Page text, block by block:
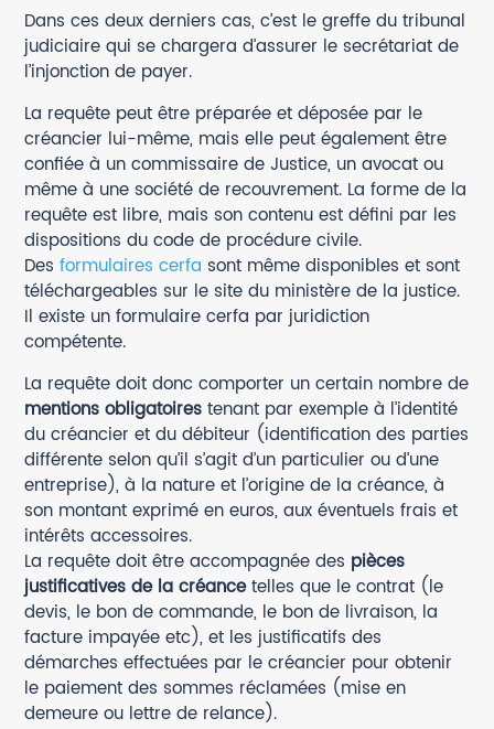
Dans ces deux derniers cas, c’est le greffe du tribunal
judiciaire qui se chargera d’assurer le secrétariat de
l’injonction de payer.
La requête peut être préparée et déposée par le
créancier lui-même, mais elle peut également être
confiée à un commissaire de Justice, un avocat ou
même à une société de recouvrement. La forme de la
requête est libre, mais son contenu est défini par les
dispositions du code de procédure civile.
Desformulaires cerfa sont même disponibles et sont
téléchargeables sur le site du ministère de la justice.
Il existe un formulaire cerfa par juridiction
compétente.
La requête doit donc comporter un certain nombre de
mentions obligatoires tenant par exemple à l’identité
du créancier et du débiteur (identification des parties
différente selon qu’il s’agit d’un particulier ou d’une
entreprise), à la nature et l’origine de la créance, à
son montant exprimé en euros, aux éventuels frais et
intérêts accessoires.
La requête doit être accompagnée des pièces
justificatives de la créancetelles que le contrat (le
devis, le bon de commande, le bon de livraison, la
facture impayée etc), et les justificatifs des
démarches effectuées par le créancier pour obtenir
le paiement des sommes réclamées (mise en
demeure ou lettre de relance).